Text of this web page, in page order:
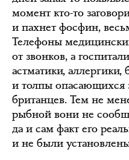
момент кто-то
и пахнет фосфин,
Телефоны
от звонков, а
астматики,
и толпы опасающихся
британцев. Тем не
рыбной вони не
да и сам факт его
и не были